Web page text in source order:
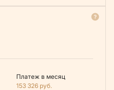
Платеж в месяц
153 326 руб.